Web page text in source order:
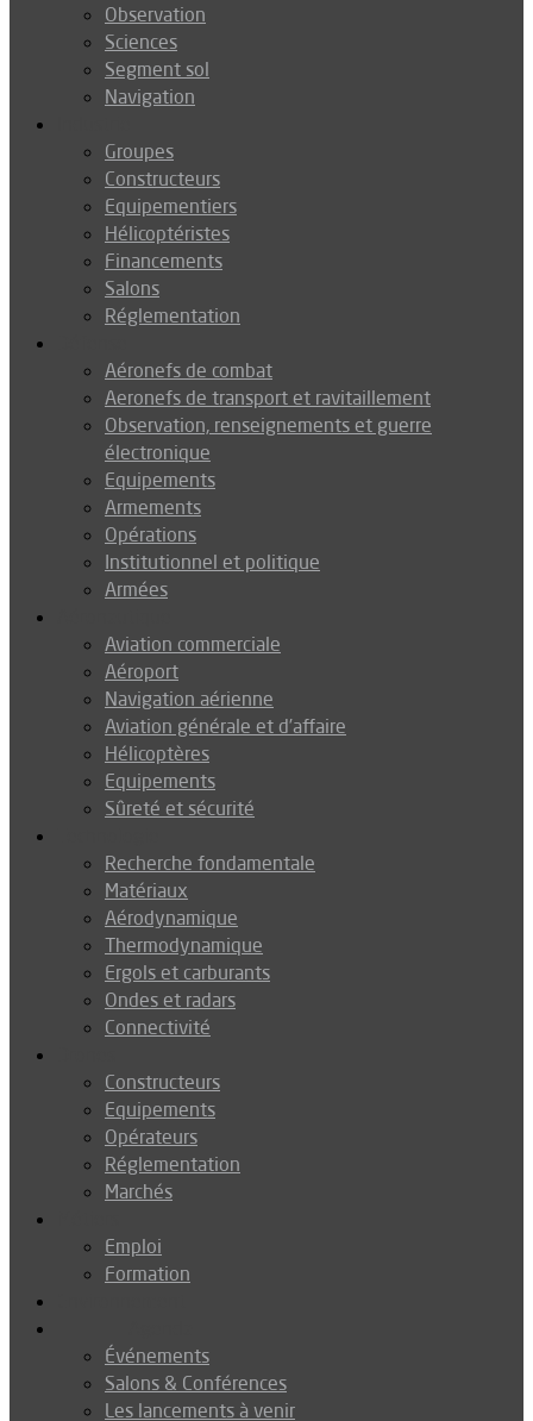
Observation
Sciences
Segment sol
Navigation
Groupes
Constructeurs
Equipementiers
Hélicoptéristes
Financements
Salons
Réglementation
Aéronefs de combat
Aeronefs de transport et ravitaillement
Observation, renseignements et guerre
électronique
Equipements
Armements
Opérations
Institutionnel et politique
Armées
Aviation commerciale
Aéroport
Navigation aérienne
Aviation générale et d’affaire
Hélicoptères
Equipements
Sûreté et sécurité
Recherche fondamentale
Matériaux
Aérodynamique
Thermodynamique
Ergols et carburants
Ondes et radars
Connectivité
Constructeurs
Equipements
Opérateurs
Réglementation
Marchés
Emploi
Formation
Événements
Salons & Conférences
Les lancements à venir